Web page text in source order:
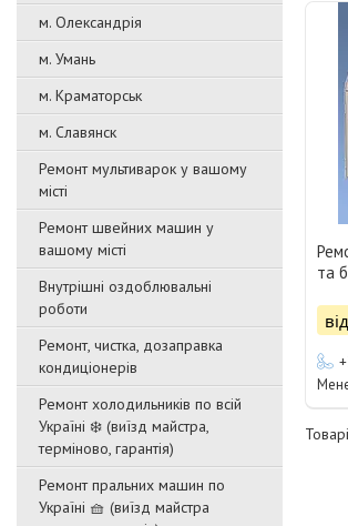
м. Олександрія
м. Умань
м. Краматорськ
м. Славянск
Ремонт мультиварок у вашому
місті
Ремонт швейних машин у
вашому місті
Внутрішні оздоблювальні
роботи
Ремонт, чистка, дозаправка
кондиціонерів
Ремонт холодильників по всій
Україні ❄️ (виїзд майстра,
терміново, гарантія)
Ремонт пральних машин по
Україні 🧺 (виїзд майстра
та